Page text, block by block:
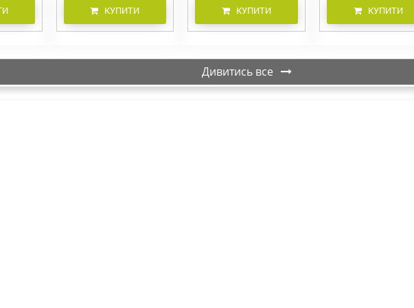
КУПИТИ КУПИТИ КУПИТИ
Дивитись все